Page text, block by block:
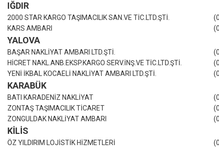
IĞDIR
2000 STAR KARGO TAŞIMACILIK SAN.VE TİC.LTD.ŞTİ.
KARS AMBARI
YALOVA
BAŞAR NAKLİYAT AMBARI LTD.ŞTİ.
HİCRET NAKL.ANB.EKSP.KARGO SERV.İNŞ.VE TİC.LTD.ŞTİ.
YENİ İKBAL KOCAELİ NAKLİYAT AMBARI LTD.ŞTİ.
KARABÜK
BATI KARADENİZ NAKLİYAT
ZONTAŞ TAŞIMACILIK TİCARET
ZONGULDAK NAKLİYAT AMBARI
KİLİS
ÖZ YILDIRIM LOJİSTİK HİZMETLERİ